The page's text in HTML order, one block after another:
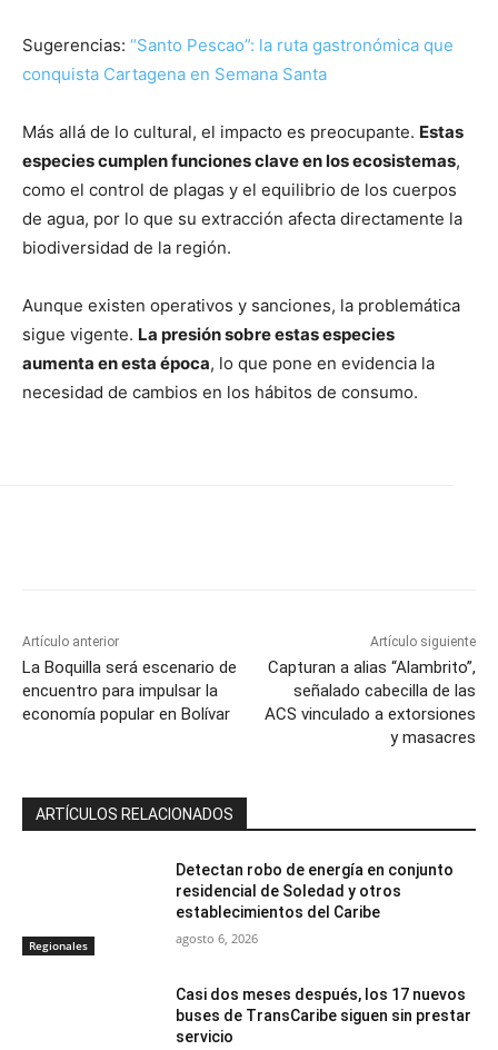
Sugerencias: “Santo Pescao”: la ruta gastronómica que
conquista Cartagena en Semana Santa
Más allá de lo cultural, el impacto es preocupante. Estas
especies cumplen funciones clave en los ecosistemas,
como el control de plagas y el equilibrio de los cuerpos
de agua, por lo que su extracción afecta directamente la
biodiversidad de la región.
Aunque existen operativos y sanciones, la problemática
sigue vigente. La presión sobre estas especies
aumenta en esta época, lo que pone en evidencia la
necesidad de cambios en los hábitos de consumo.
Artículo anterior
La Boquilla será escenario de
encuentro para impulsar la
economía popular en Bolívar
Artículo siguiente
Capturan a alias “Alambrito”,
señalado cabecilla de las
ACS vinculado a extorsiones
y masacres
ARTÍCULOS RELACIONADOS
Regionales
Detectan robo de energía en conjunto
residencial de Soledad y otros
establecimientos del Caribe
agosto 6, 2026
Casi dos meses después, los 17 nuevos
buses de TransCaribe siguen sin prestar
servicio